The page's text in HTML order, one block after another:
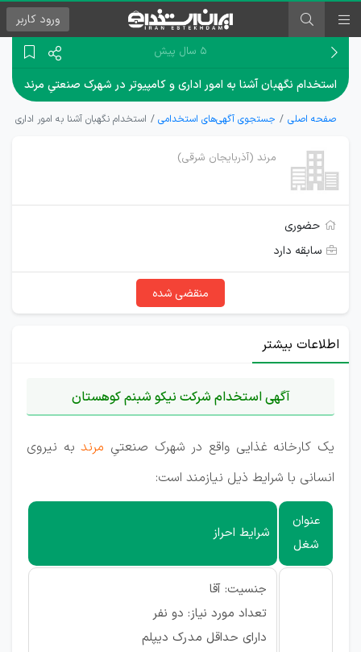
ورود کاربر
۵ سال پیش
استخدام نگهبان آشنا به امور اداری و کامپیوتر در شهرک صنعتیِ مرند
صفحه اصلی جستجوی آگهی‌های استخدامی استخدام نگهبان آشنا به امور اداری
مرند (آذربایجان شرقی)
حضوری
سابقه دارد
منقضی شده
اطلاعات بیشتر
آگهی استخدام شرکت نیکو شبنم کوهستان
یک کارخانه غذایی واقع در شهرک صنعتیِ مرندبه نیروی
انسانی با شرایط ذیل نیازمند است:
عنوان
شغل
شرایط احراز
جنسیت: آقا
تعداد مورد نیاز: دو نفر
دارای حداقل مدرک دیپلم